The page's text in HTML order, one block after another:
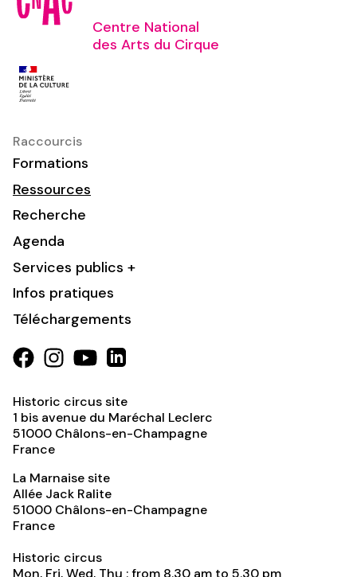
Centre National
des Arts du Cirque
Raccourcis
Formations
Ressources
Recherche
Agenda
Services publics +
Infos pratiques
Téléchargements
Historic circus site
1 bis avenue du Maréchal Leclerc
51000 Châlons-en-Champagne
France
La Marnaise site
Allée Jack Ralite
51000 Châlons-en-Champagne
France
Historic circus
Mon, Fri, Wed, Thu : from 8.30 am to 5.30 pm